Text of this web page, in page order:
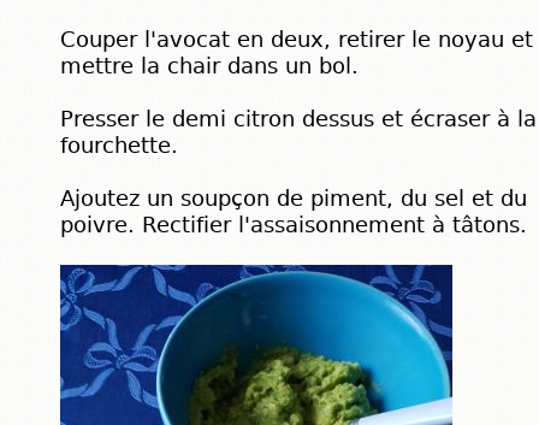
Couper l'avocat en deux, retirer le noyau et
mettre la chair dans un bol.
Presser le demi citron dessus et écraser à la
fourchette.
Ajoutez un soupçon de piment, du sel et du
poivre. Rectifier l'assaisonnement à tâtons.